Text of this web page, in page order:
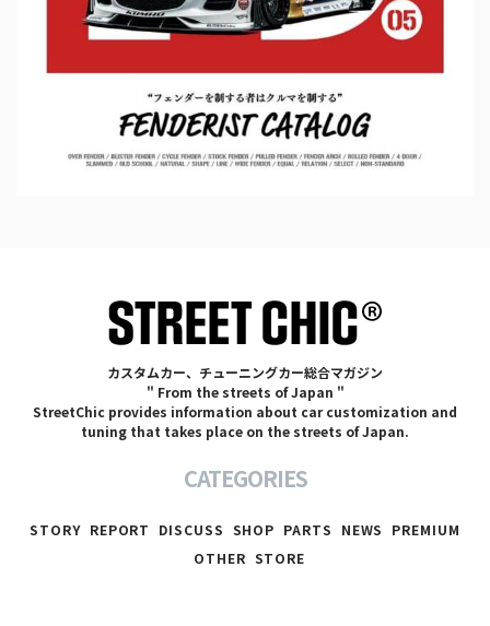
カスタムカー、チューニングカー総合マガジン
" From the streets of Japan "
StreetChic provides information about car customization and
tuning that takes place on the streets of Japan.
CATEGORIES
STORY REPORT DISCUSS SHOP PARTS NEWS
PREMIUM
OTHER STORE